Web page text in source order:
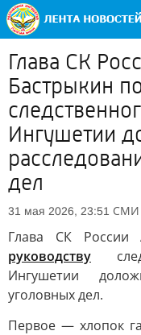
Глава СК
Бастрыкин
Ингушетии
дел
31 мая 2026, 23:51 СМИ
Глава СК России
руководству
Ингушетии
уголовных дел.
Первое — хлопок